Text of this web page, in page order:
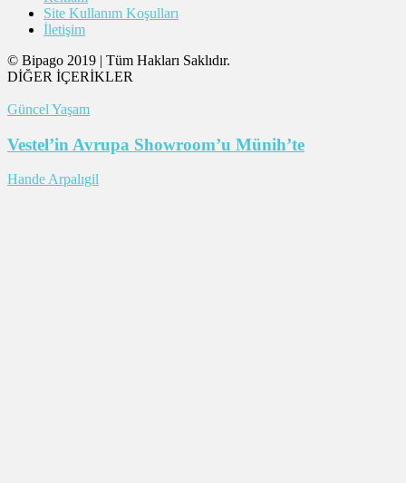
Site Kullanım Koşulları
İletişim
© Bipago 2019 | Tüm Hakları Saklıdır.
DİĞER İÇERİKLER
Güncel Yaşam
Vestel’in Avrupa Showroom’u Münih’te
Hande Arpalıgil